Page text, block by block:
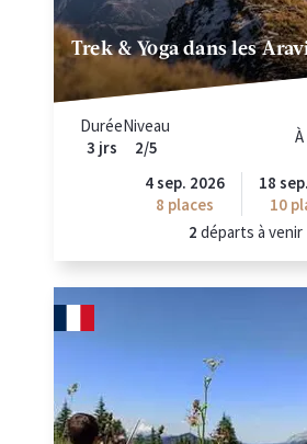
Trek & Yoga dans les
Durée
3 jrs
Niveau
2/5
4 sep. 2026
8 places
18
10
2 départs à venir